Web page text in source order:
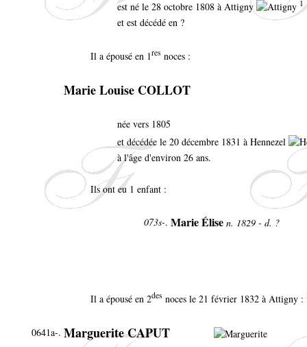
est né le 28 octobre 1808 à Attigny 1
et est décédé en ?
Il a épousé en 1res noces :
Marie Louise COLLOT
née vers 1805
et décédée le 20 décembre 1831 à Hennezel
à l'âge d'environ 26 ans.
Ils ont eu 1 enfant :
073s-. Marie Élise n. 1829 - d. ?
Il a épousé en 2des noces le 21 février 1832 à Attigny :
0641a-. Marguerite CAPUT